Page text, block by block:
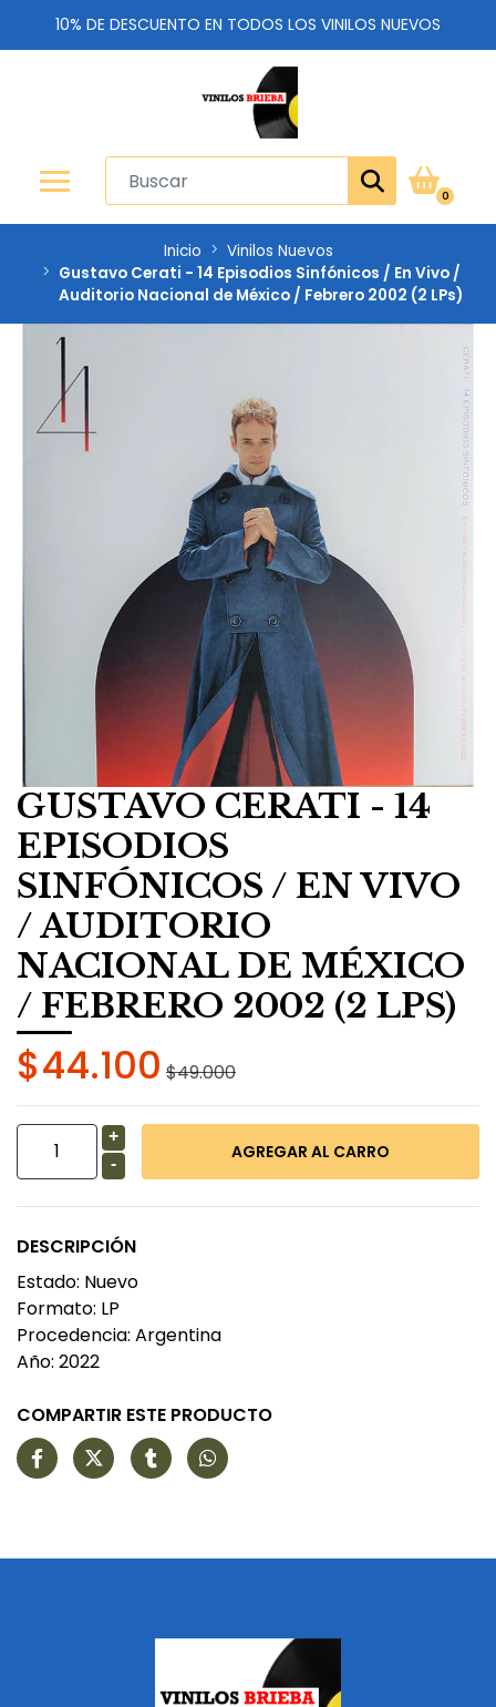
10% DE DESCUENTO EN TODOS LOS VINILOS NUEVOS
0
Inicio
Vinilos Nuevos
Gustavo Cerati - 14 Episodios Sinfónicos / En Vivo /
Auditorio Nacional de México / Febrero 2002 (2 LPs)
GUSTAVO CERATI - 14
EPISODIOS
SINFÓNICOS / EN VIVO
/ AUDITORIO
NACIONAL DE MÉXICO
/ FEBRERO 2002 (2 LPS)
$44.100 $49.000
+
-
DESCRIPCIÓN
Estado: Nuevo
Formato: LP
Procedencia: Argentina
Año: 2022
COMPARTIR ESTE PRODUCTO